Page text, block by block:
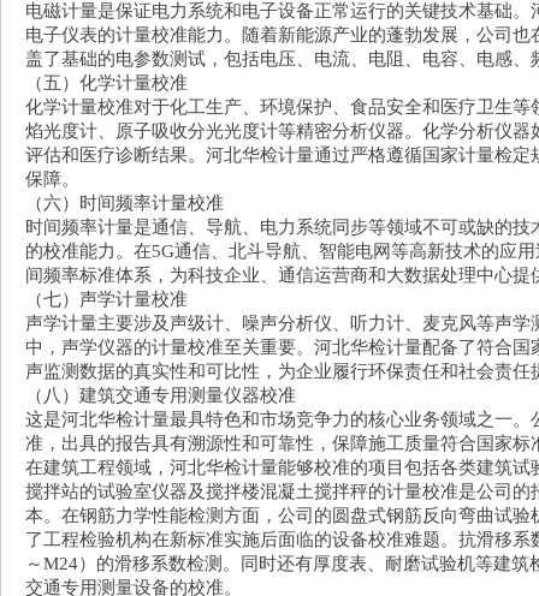
电磁计量是保证电力系统和电子设备正常运行的关键技术基础
电子仪表的计量校准能力。随着新能源产业的蓬勃发展，公司
盖了基础的电参数测试，包括电压、电流、电阻、电容、电感
（五）化学计量校准
化学计量校准对于化工生产、环境保护、食品安全和医疗卫生
焰光度计、原子吸收分光光度计等精密分析仪器。化学分析仪
评估和医疗诊断结果。河北华检计量通过严格遵循国家计量检
保障。
（六）时间频率计量校准
时间频率计量是通信、导航、电力系统同步等领域不可或缺的
的校准能力。在5G通信、北斗导航、智能电网等高新技术的应
间频率标准体系，为科技企业、通信运营商和大数据处理中心
（七）声学计量校准
声学计量主要涉及声级计、噪声分析仪、听力计、麦克风等声
中，声学仪器的计量校准至关重要。河北华检计量配备了符合
声监测数据的真实性和可比性，为企业履行环保责任和社会责
（八）建筑交通专用测量仪器校准
这是河北华检计量最具特色和市场竞争力的核心业务领域之一
准，出具的报告具有溯源性和可靠性，保障施工质量符合国家
在建筑工程领域，河北华检计量能够校准的项目包括各类建筑
搅拌站的试验室仪器及搅拌楼混凝土搅拌秤的计量校准是公司
本。在钢筋力学性能检测方面，公司的圆盘式钢筋反向弯曲试
了工程检验机构在新标准实施后面临的设备校准难题。抗滑移
～M24）的滑移系数检测。同时还有厚度表、耐磨试验机等建
交通专用测量设备的校准。